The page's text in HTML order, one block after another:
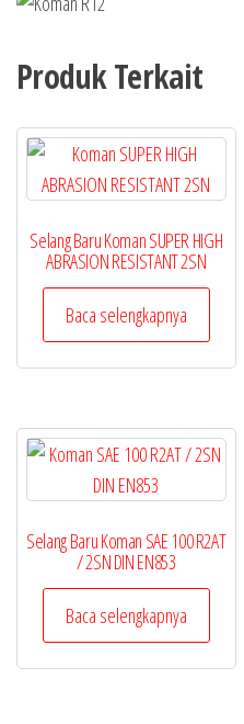
Produk Terkait
Selang Baru Koman SUPER HIGH
ABRASION RESISTANT 2SN
Baca selengkapnya
Selang Baru Koman SAE 100 R2AT
/ 2SN DIN EN853
Baca selengkapnya